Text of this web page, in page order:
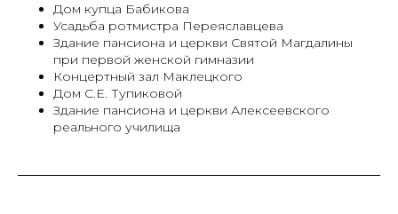
Дом купца Бабикова
Усадьба ротмистра Переяславцева
Здание пансиона и церкви Святой Магдалины
при первой женской гимназии
Концертный зал Маклецкого
Дом С.Е. Тупиковой
Здание пансиона и церкви Алексеевского
реального училища